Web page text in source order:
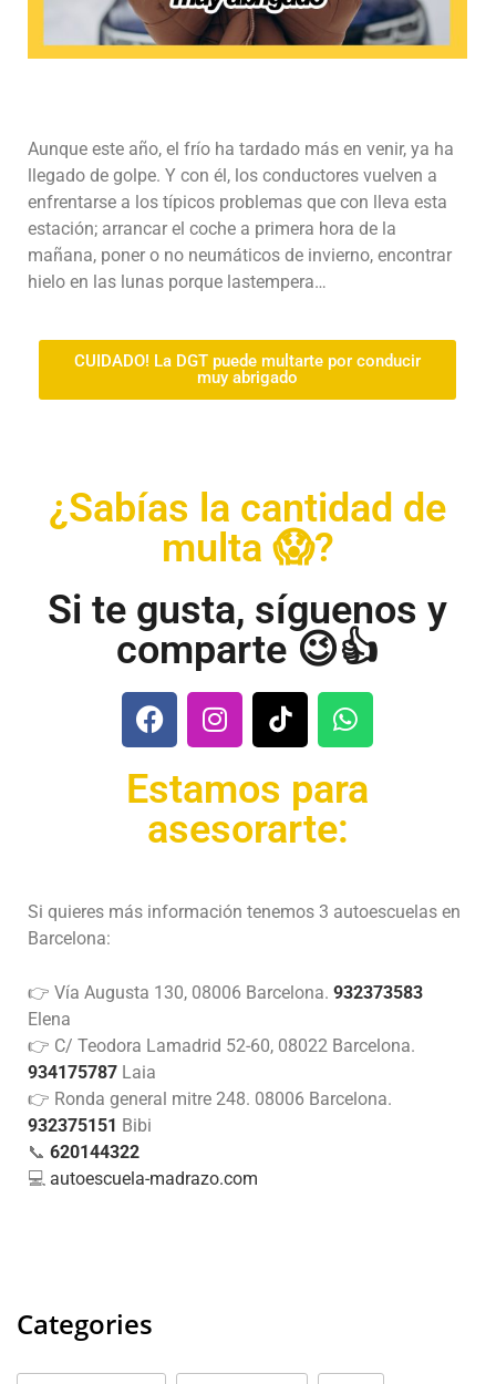
Aunque este año, el frío ha tardado más en venir, ya ha
llegado de golpe. Y con él, los conductores vuelven a
enfrentarse a los típicos problemas que con lleva esta
estación; arrancar el coche a primera hora de la
mañana, poner o no neumáticos de invierno, encontrar
hielo en las lunas porque lastempera…
CUIDADO! La DGT puede multarte por conducir
muy abrigado
¿Sabías la cantidad de
multa 😱?
Si te gusta, síguenos y
comparte 😉👍
Estamos para
asesorarte:
Si quieres más información tenemos 3 autoescuelas en
Barcelona:
👉 Vía Augusta 130, 08006 Barcelona. 932373583
Elena
👉 C/ Teodora Lamadrid 52-60, 08022 Barcelona.
934175787 Laia
👉 Ronda general mitre 248. 08006 Barcelona.
932375151 Bibi
📞 620144322
💻 autoescuela-madrazo.com
Categories